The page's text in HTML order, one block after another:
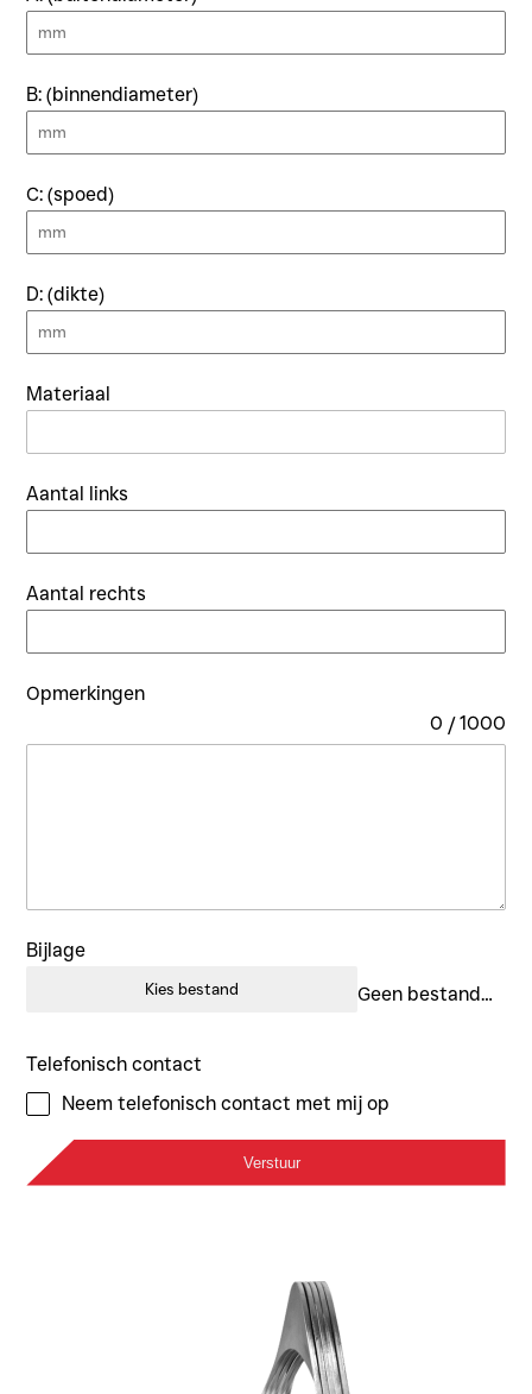
B: (binnendiameter)
C: (spoed)
D: (dikte)
Materiaal
Aantal links
Aantal rechts
Opmerkingen
0 / 1000
Bijlage
Kies bestand Geen bestand gekozen
Telefonisch contact
Neem telefonisch contact met mij op
Verstuur